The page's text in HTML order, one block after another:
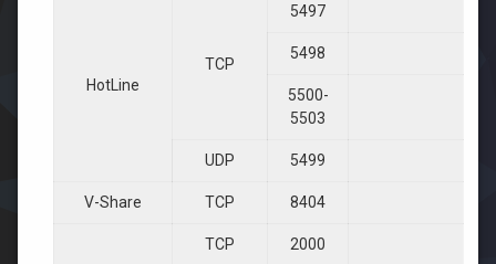
HotLine
TCP
5497
5498
5500-
5503
UDP 5499
V-Share TCP 8404
TCP 2000